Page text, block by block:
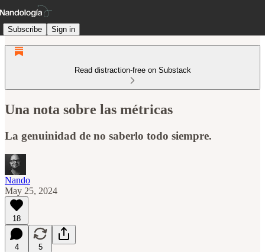
Subscribe Sign in
Read distraction-free on Substack
Una nota sobre las métricas
La genuinidad de no saberlo todo siempre.
Nando
May 25, 2024
18
4 5